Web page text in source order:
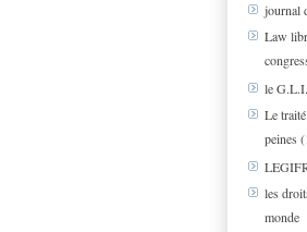
journal
Law
le
Le
peines
les
monde